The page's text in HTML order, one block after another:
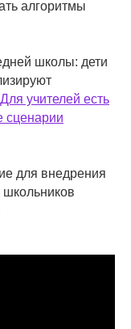
алгоритмы
школы: дети
Для учителей есть
сценарии
для внедрения
школьников